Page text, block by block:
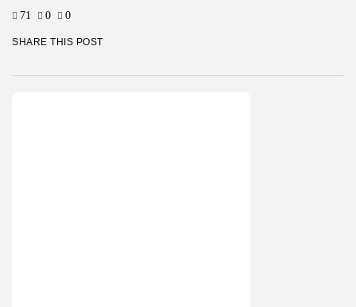
71 0 0
SHARE THIS POST